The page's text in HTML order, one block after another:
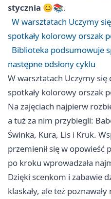
stycznia 😊📚.
W warsztatach Uczymy
spotkały kolorowy orszak
Biblioteka podsumowuje
następne odsłony cyklu
W warsztatach Uczymy się
spotkały kolorowy orszak
Na zajęciach najpierw
a tuż za nim przybiegli:
Świnka, Kura, Lis i Kruk.
przemienił się w opowieść
po kroku wprowadzała
Dzięki scenkom i zabawie
klaskały, ale też